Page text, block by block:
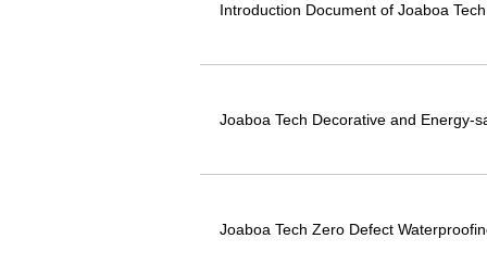
Introduction Document of Joaboa
Joaboa Tech Decorative and Energy-
Joaboa Tech Zero Defect